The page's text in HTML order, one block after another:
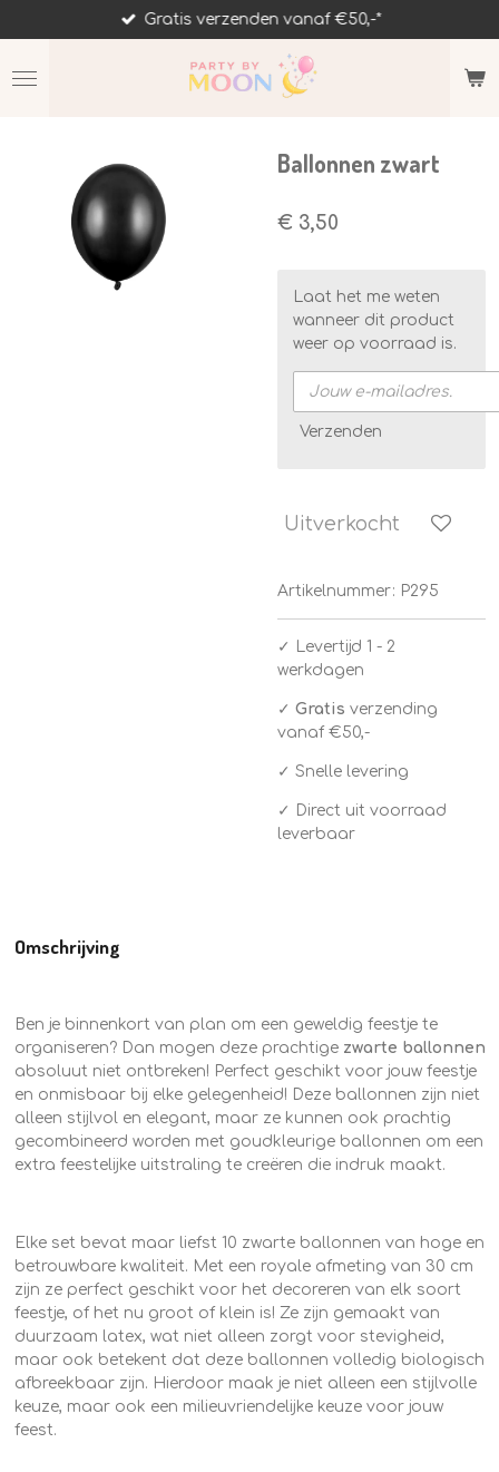
direct
naar
de
Gratis verzenden vanaf €50,-*
Ballonnen zwart
€ 3,50
Laat het me weten
wanneer dit product
weer op voorraad is.
Verzenden
Uitverkocht
Artikelnummer: P295
✓
Levertijd 1 - 2
werkdagen
✓ Gratis verzending
vanaf €50,-
✓ Snelle levering
✓ Direct uit voorraad
leverbaar
Omschrijving
Ben je binnenkort van plan om een geweldig feestje te
organiseren? Dan mogen deze prachtige zwarte ballonnen
absoluut niet ontbreken! Perfect geschikt voor jouw feestje
en onmisbaar bij elke gelegenheid! Deze ballonnen zijn niet
alleen stijlvol en elegant, maar ze kunnen ook prachtig
gecombineerd worden met goudkleurige ballonnen om een
extra feestelijke uitstraling te creëren die indruk maakt.
Elke set bevat maar liefst 10 zwarte ballonnen van hoge en
betrouwbare kwaliteit. Met een royale afmeting van 30 cm
zijn ze perfect geschikt voor het decoreren van elk soort
feestje, of het nu groot of klein is! Ze zijn gemaakt van
duurzaam latex, wat niet alleen zorgt voor stevigheid,
maar ook betekent dat deze ballonnen volledig biologisch
afbreekbaar zijn. Hierdoor maak je niet alleen een stijlvolle
keuze, maar ook een milieuvriendelijke keuze voor jouw
feest.